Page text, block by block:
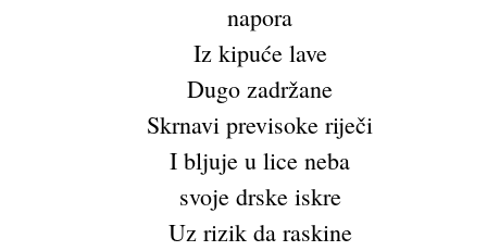
napora
Iz kipuće lave
Dugo zadržane
Skrnavi previsoke riječi
I bljuje u lice neba
svoje drske iskre
Uz rizik da raskine